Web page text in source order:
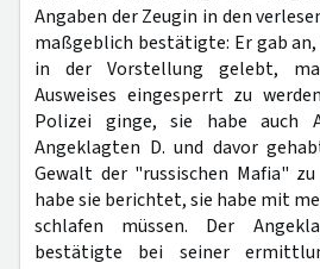
Angaben der Zeugin in den
maßgeblich bestätigte: Er gab an,
in der Vorstellung gelebt,
Ausweises eingesperrt zu
Polizei ginge, sie habe auch
Angeklagten D. und davor
Gewalt der "russischen Mafia"
habe sie berichtet, sie habe mit
schlafen müssen. Der
bestätigte bei seiner